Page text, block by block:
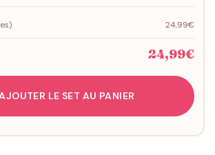
24,99€
24,99€
LE SET AU PANIER